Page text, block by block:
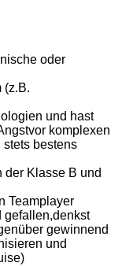
oder
(z.B.
und hast
komplexen
bestens
der Klasse B und
Teamplayer
gefallen,denkst
gewinnend
und